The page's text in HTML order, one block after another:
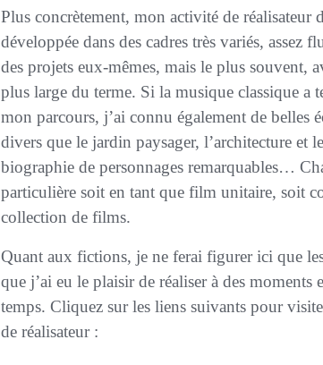
Plus concrètement, mon activité de réalisateur
développée dans des cadres très variés, assez
des projets eux-mêmes, mais le plus souvent,
plus large du terme. Si la musique classique a
mon parcours, j’ai connu également de belles
divers que le jardin paysager, l’architecture et
biographie de personnages remarquables…
particulière soit en tant que film unitaire, soit
collection de films.
Quant aux fictions, je ne ferai figurer ici que les deux courts-métrages très différents
que j’ai eu le plaisir de réaliser à des moments
temps. Cliquez sur les liens suivants pour
de réalisateur :